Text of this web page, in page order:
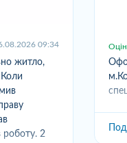
09:34
житло,
роботу. 2